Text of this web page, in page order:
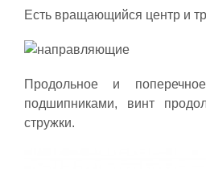
Есть вращающийся центр и
Продольное и
подшипниками, винт
стружки.